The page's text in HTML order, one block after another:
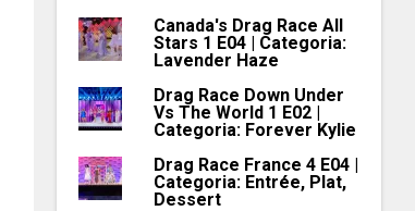
Canada's Drag Race All
Stars 1 E04 | Categoria:
Lavender Haze
Drag Race Down Under
Vs The World 1 E02 |
Categoria: Forever Kylie
Drag Race France 4 E04 |
Categoria: Entrée, Plat,
Dessert